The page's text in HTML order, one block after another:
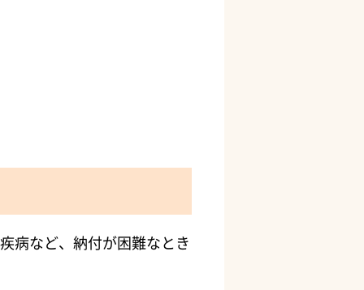
病など、納付が困難なとき